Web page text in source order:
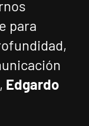
para
Edgardo